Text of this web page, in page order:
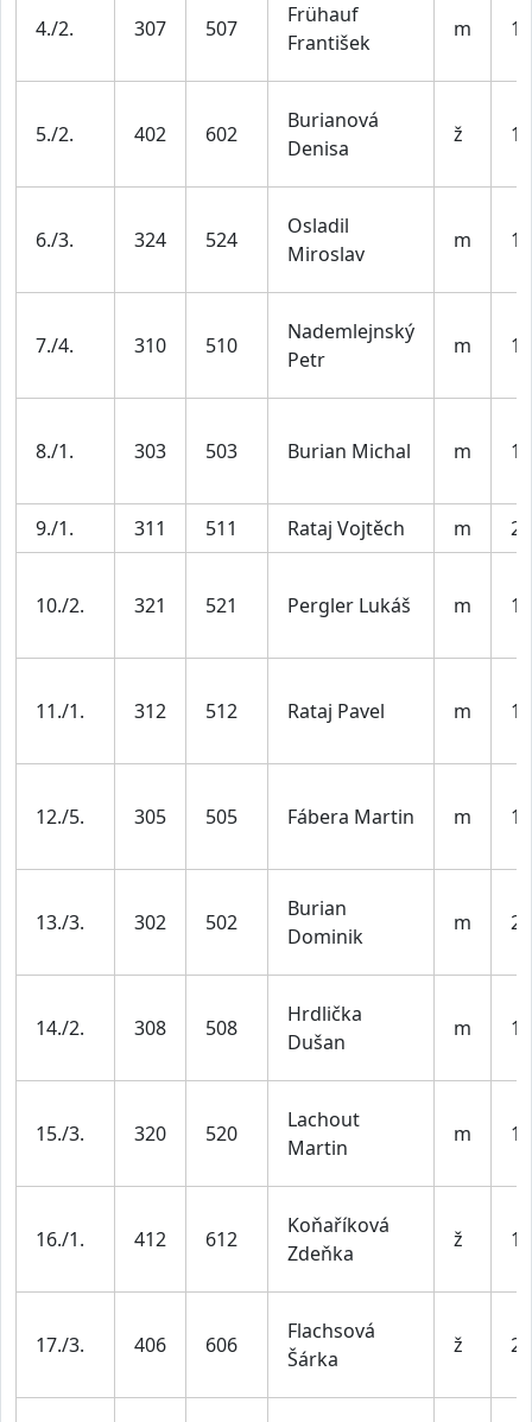
4./2. 307 507
Frühauf
František
m
5./2. 402 602
Burianová
Denisa
ž
6./3. 324 524
Osladil
Miroslav
m
7./4. 310 510
Nademlejnský
Petr
m
8./1. 303 503 Burian Michal m
9./1. 311 511 Rataj Vojtěch m
10./2. 321 521 Pergler Lukáš m
11./1. 312 512 Rataj Pavel m
12./5. 305 505 Fábera Martin m
13./3. 302 502
Burian
Dominik
m
14./2. 308 508
Hrdlička
Dušan
m
15./3. 320 520
Lachout
Martin
m
16./1. 412 612
Koňaříková
Zdeňka
ž
17./3. 406 606
Flachsová
Šárka
ž